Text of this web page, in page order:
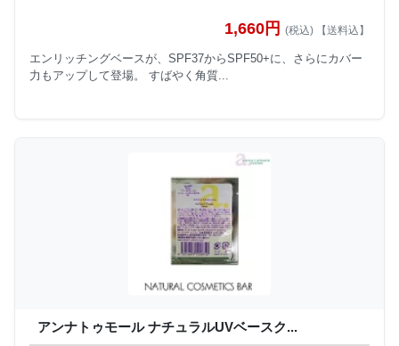
1,660円 (税込) 【送料込】
エンリッチングベースが、SPF37からSPF50+に、さらにカバー
力もアップして登場。 すばやく角質...
アンナトゥモール ナチュラルUVベースク...